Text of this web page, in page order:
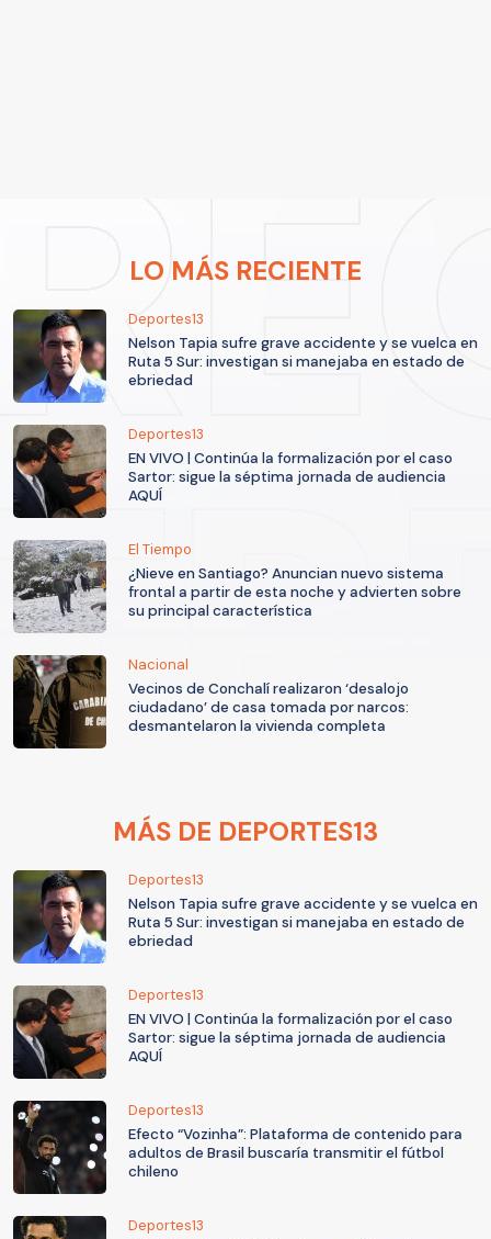
LO MÁS RECIENTE
Deportes13
Nelson Tapia sufre grave accidente y se vuelca en
Ruta 5 Sur: investigan si manejaba en estado de
ebriedad
Deportes13
EN VIVO | Continúa la formalización por el caso
Sartor: sigue la séptima jornada de audiencia
AQUÍ
El Tiempo
¿Nieve en Santiago? Anuncian nuevo sistema
frontal a partir de esta noche y advierten sobre
su principal característica
Nacional
Vecinos de Conchalí realizaron ‘desalojo
ciudadano’ de casa tomada por narcos:
desmantelaron la vivienda completa
MÁS DE DEPORTES13
Deportes13
Nelson Tapia sufre grave accidente y se vuelca en
Ruta 5 Sur: investigan si manejaba en estado de
ebriedad
Deportes13
EN VIVO | Continúa la formalización por el caso
Sartor: sigue la séptima jornada de audiencia
AQUÍ
Deportes13
Efecto “Vozinha”: Plataforma de contenido para
adultos de Brasil buscaría transmitir el fútbol
chileno
Deportes13